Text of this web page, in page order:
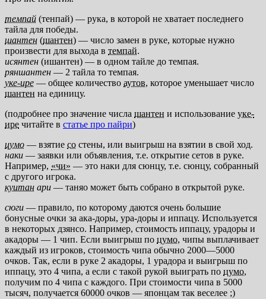
темпай (тенпай) — рука, в которой не хватает последнего
тайла для победы.
шантен (шантен) — число замен в руке, которые нужно
произвести для выхода в темпай.
исянтен (ишантен) — в одном тайле до темпая.
ряншантен — 2 тайла то темпая.
уке-ире — общее количество аутов, которое уменьшает число
шантен на единицу.
(подробнее про значение числа шантен и использование уке-
ире читайте в статье про пайри)
цумо — взятие со стены, или выигрыш на взятии в свой ход.
наки — заявки или объявления, т.е. открытие сетов в руке.
Например, «чи» — это наки для сюнцу, т.е. сюнцу, собранный
с другого игрока.
куитан ари — таняо может быть собрано в открытой руке.
сюги — правило, по которому даются очень большие
бонусные очки за ака-доры, ура-доры и иппацу. Используется
в некоторых дзянсо. Например, стоимость иппацу, урадоры и
акадоры — 1 чип. Если выигрыш по цумо, чипы выплачивает
каждый из игроков, стоимость чипа обычно 2000—5000
очков. Так, если в руке 2 акадоры, 1 урадора и выигрыш по
иппацу, это 4 чипа, а если с такой рукой выиграть по цумо,
получим по 4 чипа с каждого. При стоимости чипа в 5000
тысяч, получается 60000 очков — японцам так веселее ;)